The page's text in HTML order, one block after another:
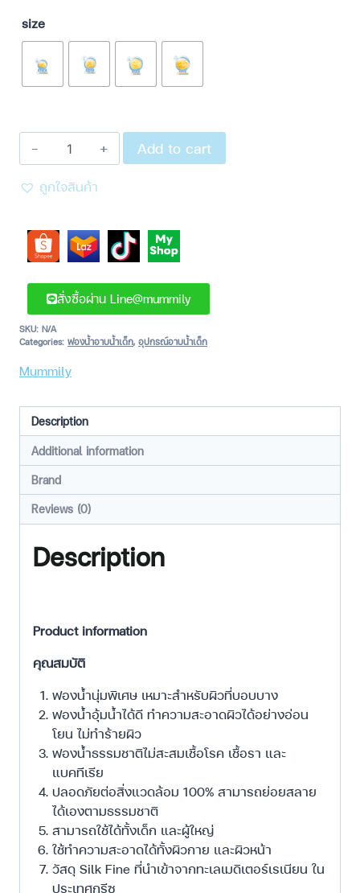
size
Add to cart
ถูกใจสินค้า
สั่งซื้อผ่าน Line@mummily
SKU: N/A
Categories: ฟองน้ำอาบน้ำเด็ก, อุปกรณ์อาบน้ำเด็ก
Mummily
Description
Additional information
Brand
Reviews (0)
Description
Product information
คุณสมบัติ
ฟองน้ำนุ่มพิเศษ เหมาะสำหรับผิวที่บอบบาง
ฟองน้ำอุ้มน้ำได้ดี ทำความสะอาดผิวได้อย่างอ่อน
โยน ไม่ทำร้ายผิว
ฟองน้ำธรรมชาติไม่สะสมเชื้อโรค เชื้อรา และ
แบคทีเรีย
ปลอดภัยต่อสิ่งแวดล้อม 100% สามารถย่อยสลาย
ได้เองตามธรรมชาติ
สามารถใช้ได้ทั้งเด็ก และผู้ใหญ่
ใช้ทำความสะอาดได้ทั้งผิวกาย และผิวหน้า
วัสดุ Silk Fine ที่นำเข้าจากทะเลเมดิเตอร์เรเนียน ใน
ประเทศกรีซ